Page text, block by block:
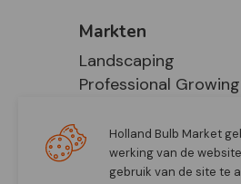
Markten
Landscaping
Professional Growing
RetailHolland Bulb Market
werking van de
gebruik van de site te